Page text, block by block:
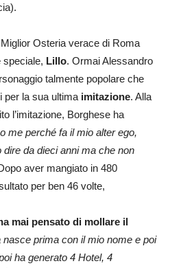
Osteria verace di Roma
speciale, Lillo. Ormai Alessandro
talmente popolare che
per la sua ultima imitazione. Alla
l’imitazione, Borghese ha
me perché fa il mio alter ego,
da dieci anni ma che non
aver mangiato in 480
per ben 46 volte,
mai pensato di mollare il
nasce prima con il mio nome e poi
ha generato 4 Hotel, 4